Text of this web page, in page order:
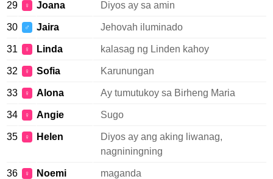
29 ♀ Joana Diyos ay sa amin
30 ♂ Jaira Jehovah iluminado
31 ♀ Linda kalasag ng Linden kahoy
32 ♀ Sofia Karunungan
33 ♀ Alona Ay tumutukoy sa Birheng Maria
34 ♀ Angie Sugo
35 ♀ Helen
Diyos ay ang aking liwanag,
nagniningning
36 ♀ Noemi maganda